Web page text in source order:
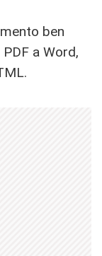
ben
a Word,